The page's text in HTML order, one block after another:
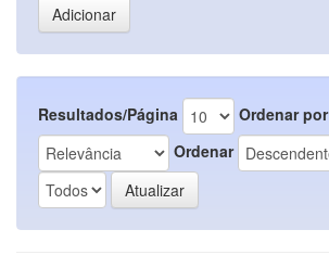
Resultados/Página
Ordenar por
Ordenar